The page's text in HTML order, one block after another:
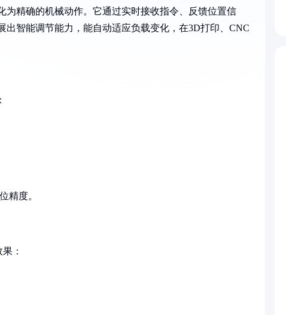
精确的机械动作。它通过实时接收指令、反馈位置信
智能调节能力，能自动适应负载变化，在3D打印、CNC
精度。
：